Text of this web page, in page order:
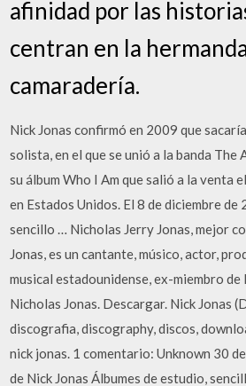
afinidad por las
centran en la
camaradería.
Nick Jonas confirmó en 2009 que
solista, en el que se unió a la banda
su álbum Who I Am que salió a la venta
en Estados Unidos. El 8 de diciembre
sencillo … Nicholas Jerry Jonas, mejor
Jonas, es un cantante, músico, actor,
musical estadounidense, ex-miembro de
Nicholas Jonas. Descargar. Nick Jonas
discografia, discography, discos,
nick jonas. 1 comentario: Unknown 30
de Nick Jonas Álbumes de estudio,